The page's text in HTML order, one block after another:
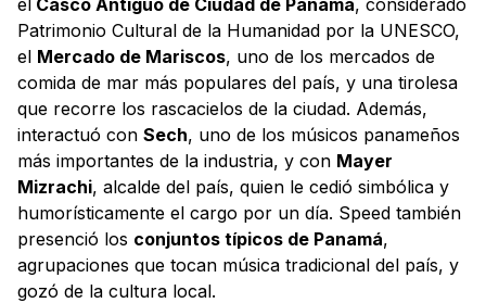
Patrimonio Cultural de la Humanidad por la UNESCO,
el Mercado de Mariscos, uno de los mercados de
comida de mar más populares del país, y una tirolesa
que recorre los rascacielos de la ciudad. Además,
interactuó con Sech, uno de los músicos panameños
más importantes de la industria, y con Mayer
Mizrachi, alcalde del país, quien le cedió simbólica y
humorísticamente el cargo por un día. Speed también
presenció los conjuntos típicos de Panamá,
agrupaciones que tocan música tradicional del país, y
gozó de la cultura local.